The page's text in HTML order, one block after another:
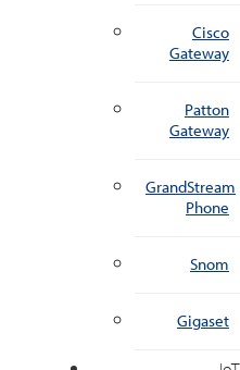
Cisco
Gateway
Patton
Gateway
GrandStream
Phone
Snom
Gigaset